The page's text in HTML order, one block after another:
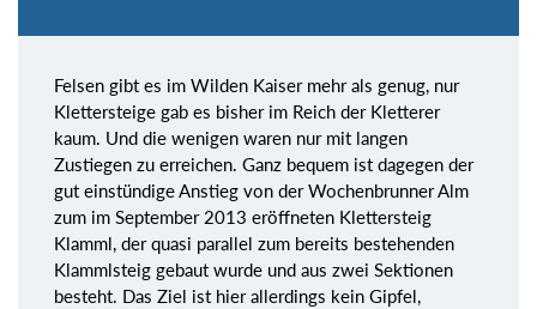
Felsen gibt es im Wilden Kaiser mehr als genug, nur
Klettersteige gab es bisher im Reich der Kletterer
kaum. Und die wenigen waren nur mit langen
Zustiegen zu erreichen. Ganz bequem ist dagegen der
gut einstündige Anstieg von der Wochenbrunner Alm
zum im September 2013 eröffneten Klettersteig
Klamml, der quasi parallel zum bereits bestehenden
Klammlsteig gebaut wurde und aus zwei Sektionen
besteht. Das Ziel ist hier allerdings kein Gipfel,